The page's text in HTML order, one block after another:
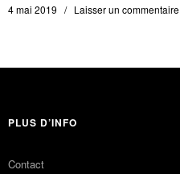
4 mai 2019 Laisser un commentaire
PLUS D’INFO
Contact